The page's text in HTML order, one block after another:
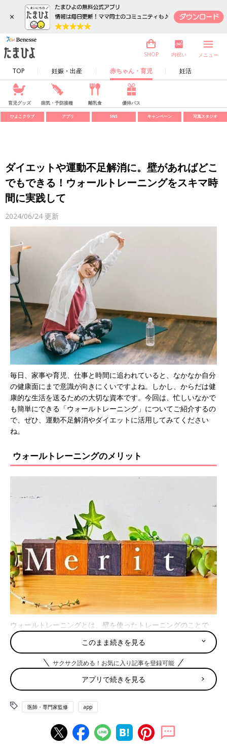
×
TOP 妊娠・出産 赤ちゃん・育児 妊活
SHOP 内祝い メニュー
育児グッズ 病気・予防接種 離乳食 優待パス
ひよこクラブ アプリ SNS キャンペーン 写真スタジオ
ダイエットや運動不足解消に。壁があればどこ
でもできる！ウォールトレーニングをスキマ時
間に実践して
2024/06/24 更新
毎日、家事や育児、仕事と時間に追われていると、なかなか自分
の健康面にまで意識が向きにくいですよね。しかし、からだは健
康的な生活を送るための大切な資本です。今回は、忙しいなかで
も簡単にできる「ウォールトレーニング」についてご紹介するの
で、ぜひ、運動不足解消やダイエットに活用してみてください
ね。
ウォールトレーニングのメリット
ウォールトレーニングとは、壁を使ったトレーニングのことで
す。一般的な筋トレと同様に、筋力アップによって代謝が向上し
やすくなり「脂肪燃焼」「凝りやむくみの解消」「ストレス解
消」などの効果が期待できます。では、ウォールトレーニングな
らではのメリットとは何でしょうか。
スキマ時間に実践できる
ウォールトレーニングは壁さえあればどこでもできるトレーニン
グです。トレーニング道具なども不要なので、家事や育児の合
間、仕事の休憩時間など、いわゆるスキマ時間に気軽にできま
このまま続きを見る
サクサク読める！お気に入り記事を登録可能
アプリで続きを見る
医師・専門家監修 app